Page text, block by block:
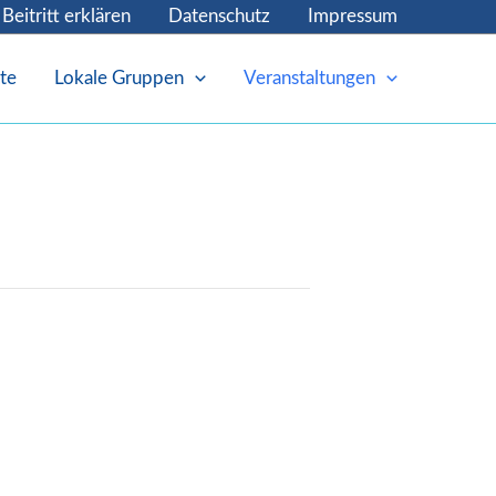
Beitritt erklären Datenschutz Impressum
Lokale Gruppen Veranstaltungen